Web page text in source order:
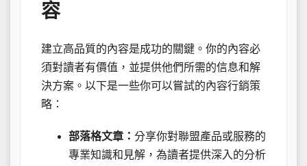
容
建立高品質的內容是成功的關鍵。你的內容必
須對讀者有價值，並提供他們所需的信息和解
決方案。以下是一些你可以嘗試的內容行銷策
略：
部落格文章： 分享你對聯盟產品或服務的
專業知識和見解，為讀者提供深入的分析